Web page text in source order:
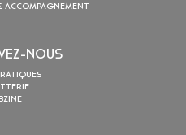
ACCOMPAGNEMENT
NOUS